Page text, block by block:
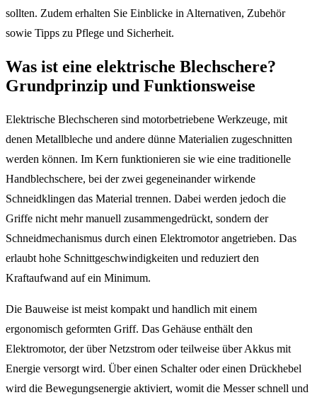
sollten. Zudem erhalten Sie Einblicke in Alternativen, Zubehör
sowie Tipps zu Pflege und Sicherheit.
Was ist eine elektrische Blechschere?
Grundprinzip und Funktionsweise
Elektrische Blechscheren sind motorbetriebene Werkzeuge, mit
denen Metallbleche und andere dünne Materialien zugeschnitten
werden können. Im Kern funktionieren sie wie eine traditionelle
Handblechschere, bei der zwei gegeneinander wirkende
Schneidklingen das Material trennen. Dabei werden jedoch die
Griffe nicht mehr manuell zusammengedrückt, sondern der
Schneidmechanismus durch einen Elektromotor angetrieben. Das
erlaubt hohe Schnittgeschwindigkeiten und reduziert den
Kraftaufwand auf ein Minimum.
Die Bauweise ist meist kompakt und handlich mit einem
ergonomisch geformten Griff. Das Gehäuse enthält den
Elektromotor, der über Netzstrom oder teilweise über Akkus mit
Energie versorgt wird. Über einen Schalter oder einen Drückhebel
wird die Bewegungsenergie aktiviert, womit die Messer schnell und